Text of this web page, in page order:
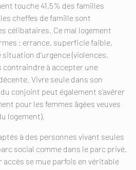
touche 41,5% des familles
cheffes de famille sont
célibataires. Ce mal logement
: errance, superficie faible,
d’urgence (violences,
contraindre à accepter une
Vivre seule dans son
conjoint peut également s’avérer
pour les femmes âgées veuves
logement).
à des personnes vivant seules
social comme dans le parc privé.
se mue parfois en véritable